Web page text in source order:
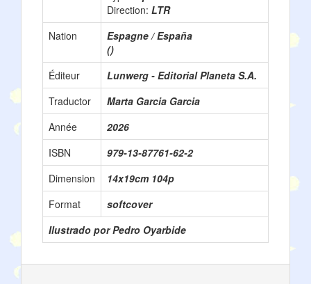
Direction: LTR
Nation
Espagne / España
()
Éditeur
Lunwerg - Editorial Planeta S.A.
Traductor
Marta Garcia Garcia
Année
2026
ISBN
979-13-87761-62-2
Dimension
14x19cm 104p
Format
softcover
Ilustrado por Pedro Oyarbide